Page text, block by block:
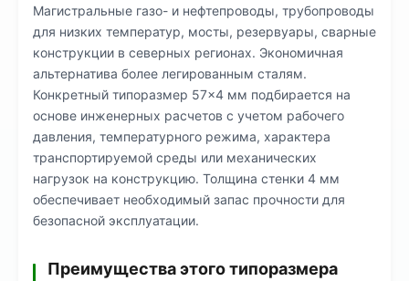
Магистральные газо- и нефтепроводы, трубопроводы
для низких температур, мосты, резервуары, сварные
конструкции в северных регионах. Экономичная
альтернатива более легированным сталям.
Конкретный типоразмер 57×4 мм подбирается на
основе инженерных расчетов с учетом рабочего
давления, температурного режима, характера
транспортируемой среды или механических
нагрузок на конструкцию. Толщина стенки 4 мм
обеспечивает необходимый запас прочности для
безопасной эксплуатации.
Преимущества этого типоразмера